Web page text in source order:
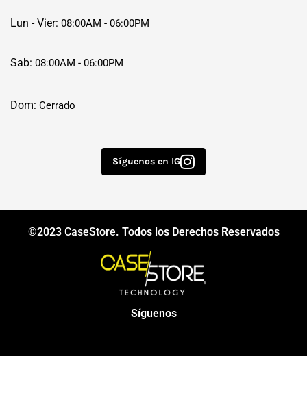
Lun - Vier: 08:00AM - 06:00PM
Sab: 08:00AM - 06:00PM
Dom: Cerrado
Síguenos en IG
©2023 CaseStore. Todos los Derechos Reservados
Síguenos